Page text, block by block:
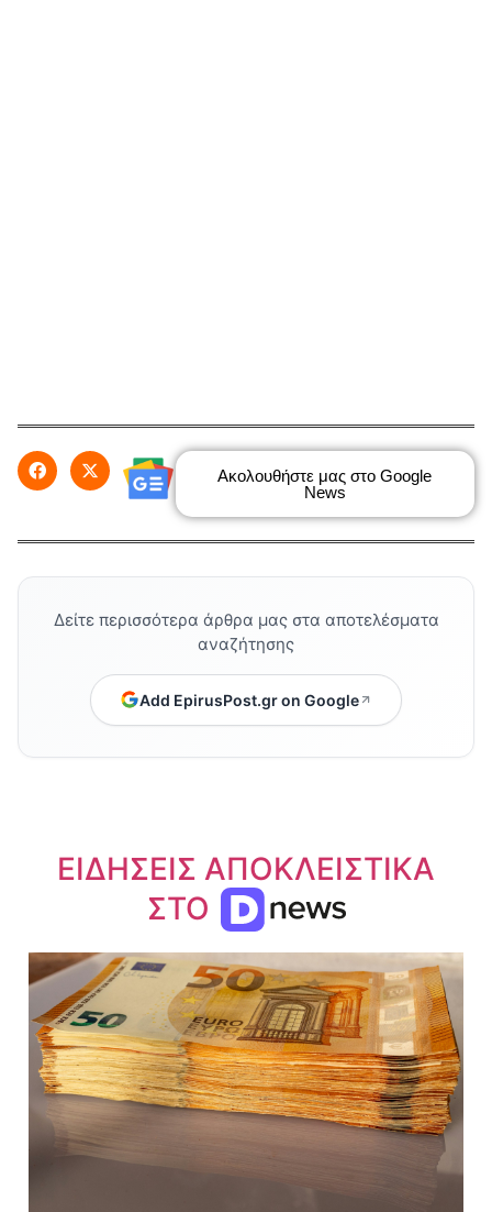
Ακολουθήστε μας στο Google
News
Δείτε περισσότερα άρθρα μας στα αποτελέσματα
αναζήτησης
Add EpirusPost.gr on Google
ΕΙΔΗΣΕΙΣ ΑΠΟΚΛΕΙΣΤΙΚΑ
ΣΤΟ